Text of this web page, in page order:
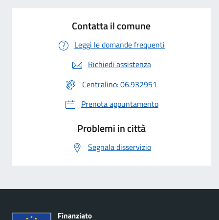
Contatta il comune
Leggi le domande frequenti
Richiedi assistenza
Centralino: 06.932951
Prenota appuntamento
Problemi in città
Segnala disservizio